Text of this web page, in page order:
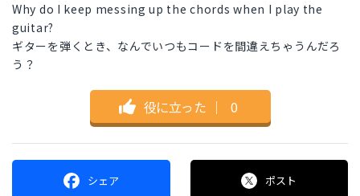
Why do I keep messing up the chords when I play the
guitar?
ギターを弾くとき、なんでいつもコードを間違えちゃうんだろ
う？
役に立った ｜ 0
シェア ポスト